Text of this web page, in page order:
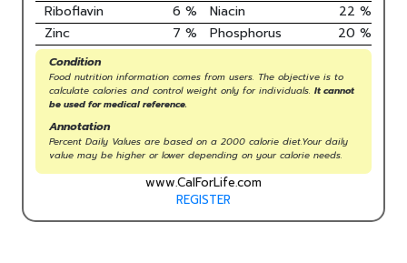
Riboflavin
6 % Niacin 22 %
Zinc
7 % Phosphorus 20 %
Condition
Food nutrition information comes from users. The objective is to
calculate calories and control weight only for individuals. It cannot
be used for medical reference.
Annotation
Percent Daily Values are based on a 2000 calorie diet.Your daily
value may be higher or lower depending on your calorie needs.
www.CalForLife.com
REGISTER